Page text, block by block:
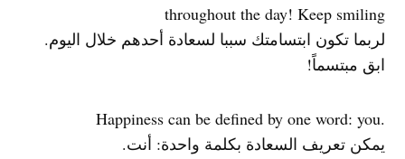
throughout the day! Keep smiling
لربما تكون ابتسامتك سببا لسعادة أحدهم خلال اليوم.
ابق مبتسماً!
.Happiness can be defined by one word: you
يمكن تعريف السعادة بكلمة واحدة: أنت.